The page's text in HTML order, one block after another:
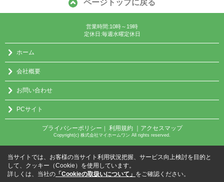
ページトップに戻る
営業時間:10時～19時
定休日:毎週水曜定休日
ホーム
会社概要
お問い合わせ
PCサイト
プライバシーポリシー ｜ 利用規約 ｜アクセスマップ
Copyright(c) 株式会社マイホームワン All rights reserved.
当サイトでは、お客様の当サイト利用状況把握、サービス向上検討を目的と
して、クッキー（Cookie）を使用しています。
詳しくは、当社の 「Cookieの取扱いについて」 をご確認ください。